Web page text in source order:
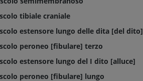
tibiale craniale
estensore lungo delle dita [del dito]
peroneo [fibulare] terzo
estensore lungo del I dito [alluce]
peroneo [fibulare] lungo